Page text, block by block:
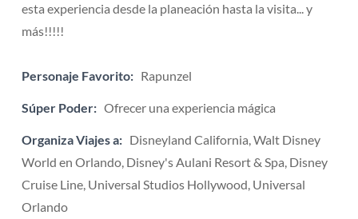
esta experiencia desde la planeación hasta la visita... y
más!!!!!
Personaje Favorito: Rapunzel
Súper Poder: Ofrecer una experiencia mágica
Organiza Viajes a: Disneyland California, Walt Disney
World en Orlando, Disney's Aulani Resort & Spa, Disney
Cruise Line, Universal Studios Hollywood, Universal
Orlando